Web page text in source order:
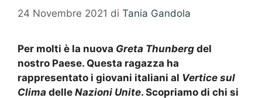
24 Novembre 2021 di Tania Gandola
Per molti è la nuova Greta Thunberg del
nostro Paese. Questa ragazza ha
rappresentato i giovani italiani al Vertice sul
Clima delle Nazioni Unite. Scopriamo di chi si